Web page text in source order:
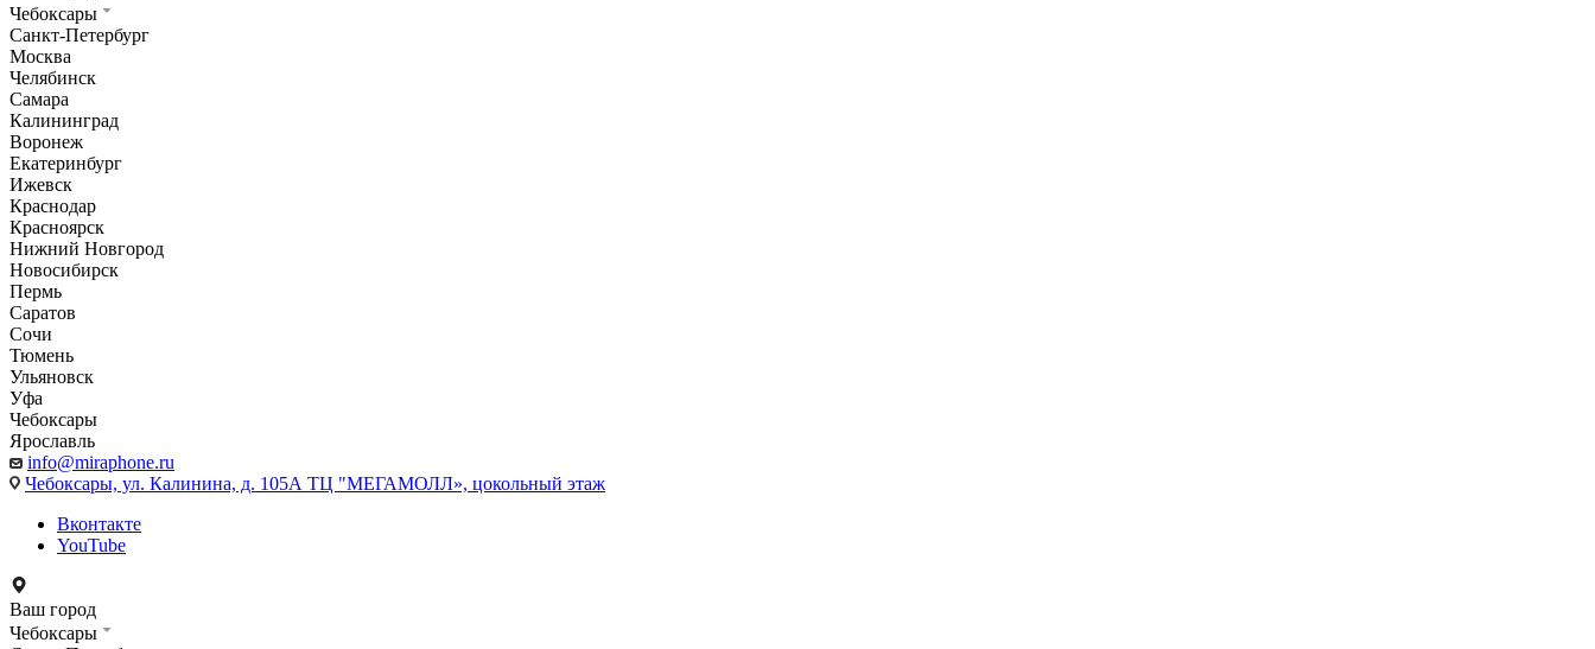
Чебоксары
Санкт-Петербург
Москва
Челябинск
Самара
Калининград
Воронеж
Екатеринбург
Ижевск
Краснодар
Красноярск
Нижний Новгород
Новосибирск
Пермь
Саратов
Сочи
Тюмень
Ульяновск
Уфа
Чебоксары
Ярославль
info@miraphone.ru
Чебоксары, ул. Калинина, д. 105А ТЦ "МЕГАМОЛЛ», цокольный этаж
Вконтакте
YouTube
Ваш город
Чебоксары